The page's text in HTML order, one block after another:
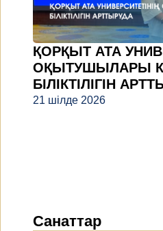
ҚОРҚЫТ АТА
ОҚЫТУШЫЛАРЫ
БІЛІКТІЛІГІН
21 шілде 2026
Санаттар